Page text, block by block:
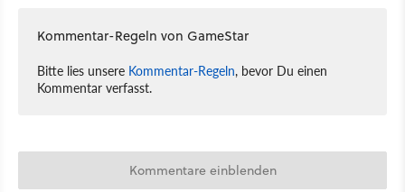
Kommentar-Regeln von GameStar
Bitte lies unsere Kommentar-Regeln, bevor Du einen
Kommentar verfasst.
Kommentare einblenden